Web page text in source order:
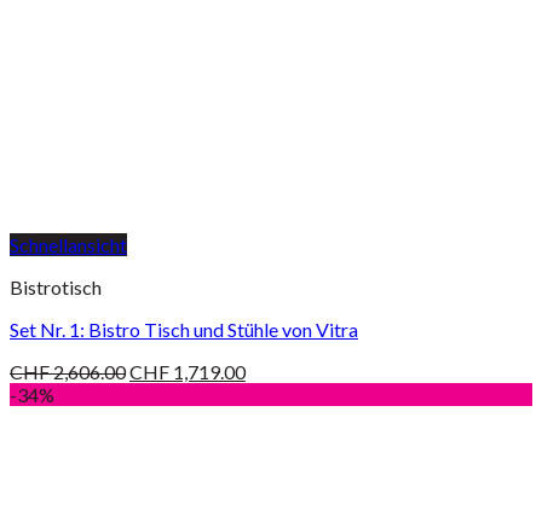
Schnellansicht
Bistrotisch
Set Nr. 1: Bistro Tisch und Stühle von Vitra
CHF2,606.00CHF 1,719.00
-34%